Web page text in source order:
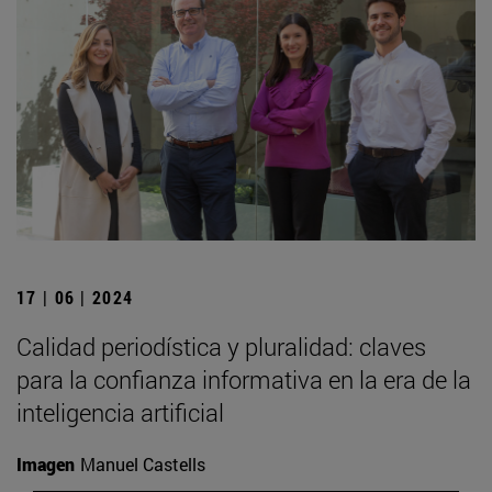
17 | 06 | 2024
Calidad periodística y pluralidad: claves
para la confianza informativa en la era de la
inteligencia artificial
Imagen Manuel Castells